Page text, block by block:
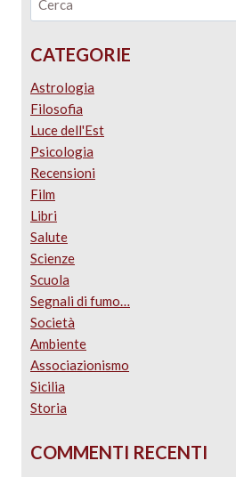
CATEGORIE
Astrologia
Filosofia
Luce dell'Est
Psicologia
Recensioni
Film
Libri
Salute
Scienze
Scuola
Segnali di fumo…
Società
Ambiente
Associazionismo
Sicilia
Storia
COMMENTI RECENTI